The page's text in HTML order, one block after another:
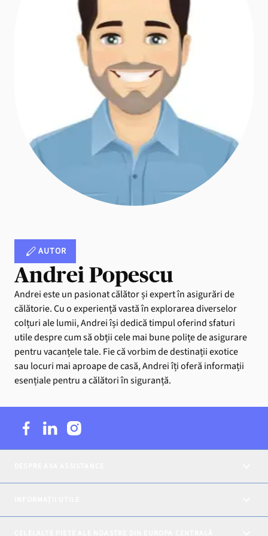
AUTOR
Andrei Popescu
Andrei este un pasionat călător și expert în asigurări de
călătorie. Cu o experiență vastă în explorarea diverselor
colțuri ale lumii, Andrei își dedică timpul oferind sfaturi
utile despre cum să obții cele mai bune polițe de asigurare
pentru vacanțele tale. Fie că vorbim de destinații exotice
sau locuri mai aproape de casă, Andrei îți oferă informații
esențiale pentru a călători în siguranță.